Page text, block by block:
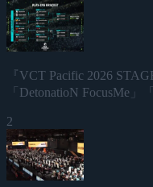
『VCT Pacific 2026
「DetonatioN FocusMe
2